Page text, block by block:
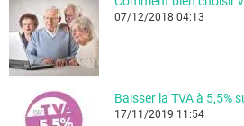
07/12/2018 04:13
17/11/2019 11:54